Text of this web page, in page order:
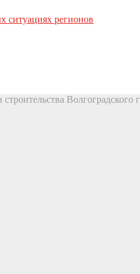
ситуациях регионов
Волгоградского